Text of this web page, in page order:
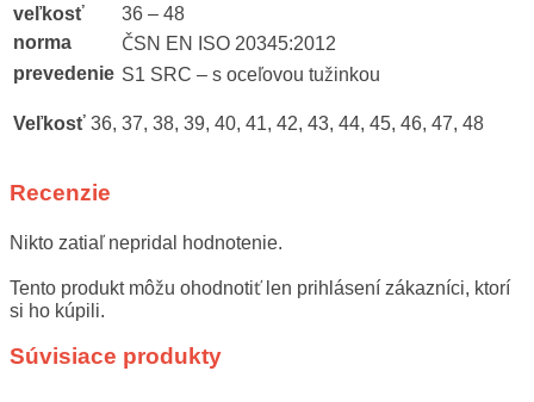
veľkosť
36 – 48
norma
ČSN EN ISO 20345:2012
prevedenie S1 SRC – s oceľovou tužinkou
Veľkosť 36, 37, 38, 39, 40, 41, 42, 43, 44, 45, 46, 47, 48
Recenzie
Nikto zatiaľ nepridal hodnotenie.
Tento produkt môžu ohodnotiť len prihlásení zákazníci, ktorí
si ho kúpili.
Súvisiace produkty